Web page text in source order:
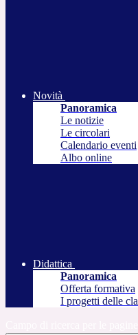
Novità
Panoramica
Le notizie
Le circolari
Calendario eventi
Albo online
Didattica
Panoramica
Offerta formativa
I progetti delle